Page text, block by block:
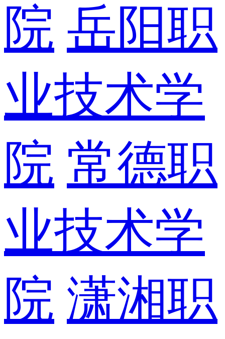
院 岳阳职
业技术学
院 常德职
业技术学
院 潇湘职